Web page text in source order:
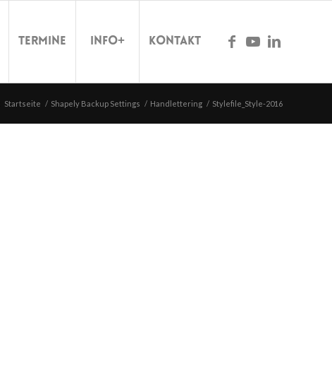
Termine Info+ Kontakt
Startseite / Shapely Backup Settings / Handlettering / Stylefile_Style-2016